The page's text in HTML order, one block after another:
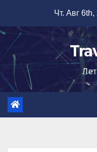
содержимому
Чт. Авг